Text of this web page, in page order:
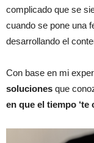
complicado que se
cuando se pone una
desarrollando el
Con base en mi
soluciones que
en que el tiempo ‘te